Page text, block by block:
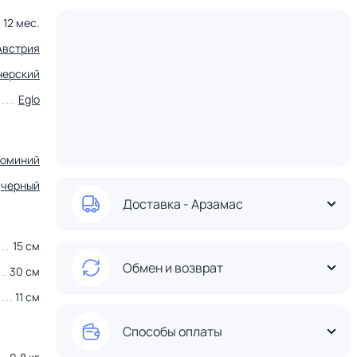
12 мес.
Eglo
черный
15 см
30 см
11 см
Доставка - Арзамас
Обмен и возврат
Способы оплаты